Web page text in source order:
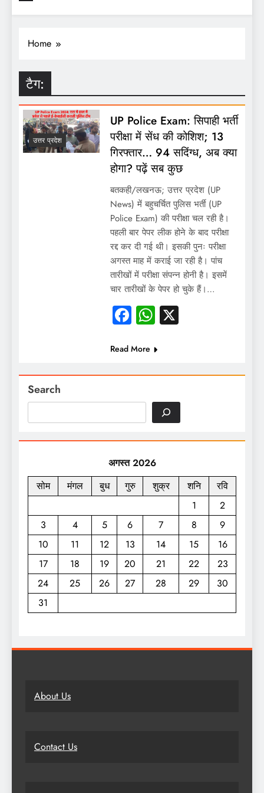
Home
टैग:
उत्तर प्रदेश
UP Police Exam: सिपाही भर्ती
परीक्षा में सेंध की कोशिश; 13
गिरफ्तार… 94 सदिंग्ध, अब क्या
होगा? पढ़ें सब कुछ
बतकही/लखनऊ; उत्तर प्रदेश (UP
News) में बहुचर्चित पुलिस भर्ती (UP
Police Exam) की परीक्षा चल रही है।
पहली बार पेपर लीक होने के बाद परीक्षा
रद्द कर दी गई थी। इसकी पुनः परीक्षा
अगस्त माह में कराई जा रही है। पांच
तारीखों में परीक्षा संपन्न होनी है। इसमें
चार तारीखों के पेपर हो चुके हैं।…
Facebook
WhatsApp
X
Read More
Search
अगस्त 2026
सोम
मंगल बुध गुरु शुक्र शनि
रवि
1
2
3
4 5 6 7 8
9
10
11 12 13 14 15
16
17
18 19 20 21 22
23
24
25 26 27 28 29
30
31
About Us
Contact Us